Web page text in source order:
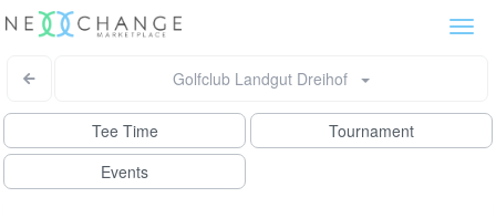
Golfclub Landgut Dreihof
Tee Time
Tournament
Events